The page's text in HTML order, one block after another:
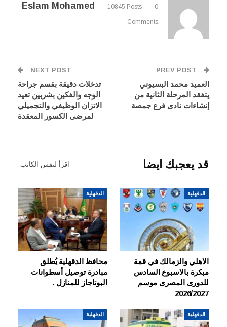
Eslam Mohamed 10845 Posts 0
Comments
العميد محمد البسيوني
يتفقد المرحلة الثانية من
إنشاءات نادى فرع جمصة
NEXT POST
تدخلات دقيقة بقسم جراحة
الوجه والفكين بشربين تعيد
الاتزان الوظيفي والتجميلي
لمرضى الكسور المعقدة
قد يعجبك ايضا اقرأ لنفس الكاتب
الدقهلية
الاهلي والزمالك في قمة
مبكرة بالاسبوع السادس
للدورى المصرى موسم
2026/2027
الدقهلية
محافظ الدقهلية يُطلق
مبادرة توصيل أسطوانات
البوتاجاز للمنازل .
الدقهلية الدقهلية